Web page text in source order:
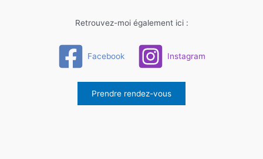
Retrouvez-moi également ici :
Facebook Instagram
Prendre rendez-vous